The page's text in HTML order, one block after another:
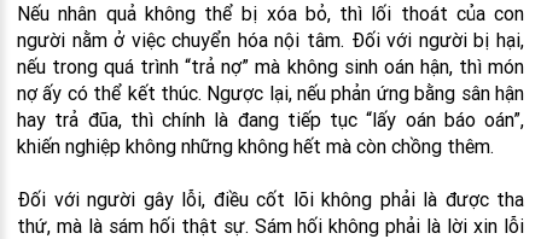
Nếu nhân quả không thể bị xóa bỏ, thì lối thoát của con
người nằm ở việc chuyển hóa nội tâm. Đối với người bị hại,
nếu trong quá trình “trả nợ” mà không sinh oán hận, thì món
nợ ấy có thể kết thúc. Ngược lại, nếu phản ứng bằng sân hận
hay trả đũa, thì chính là đang tiếp tục “lấy oán báo oán”,
khiến nghiệp không những không hết mà còn chồng thêm.
Đối với người gây lỗi, điều cốt lõi không phải là được tha
thứ, mà là sám hối thật sự. Sám hối không phải là lời xin lỗi